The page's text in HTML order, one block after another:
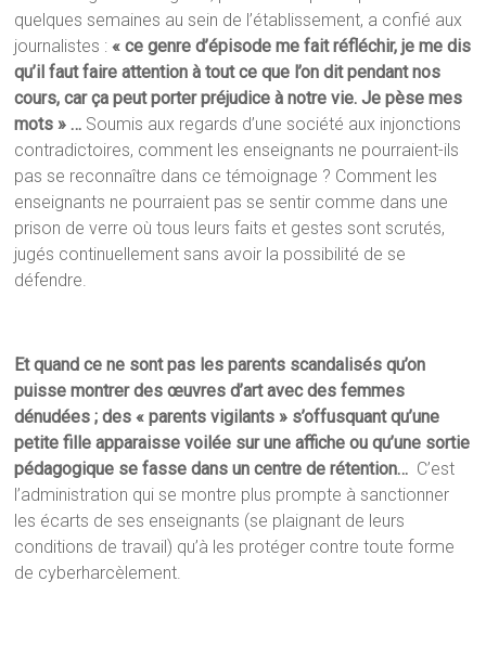
quelques semaines au sein de l’établissement, a confié aux
journalistes : « ce genre d’épisode me fait réfléchir, je me dis
qu’il faut faire attention à tout ce que l’on dit pendant nos
cours, car ça peut porter préjudice à notre vie. Je pèse mes
mots » … Soumis aux regards d’une société aux injonctions
contradictoires, comment les enseignants ne pourraient-ils
pas se reconnaître dans ce témoignage ? Comment les
enseignants ne pourraient pas se sentir comme dans une
prison de verre où tous leurs faits et gestes sont scrutés,
jugés continuellement sans avoir la possibilité de se
défendre.
Et quand ce ne sont pas les parents scandalisés qu’on
puisse montrer des œuvres d’art avec des femmes
dénudées ; des « parents vigilants » s’offusquant qu’une
petite fille apparaisse voilée sur une affiche ou qu’une sortie
pédagogique se fasse dans un centre de rétention… C’est
l’administration qui se montre plus prompte à sanctionner
les écarts de ses enseignants (se plaignant de leurs
conditions de travail) qu’à les protéger contre toute forme
de cyberharcèlement.